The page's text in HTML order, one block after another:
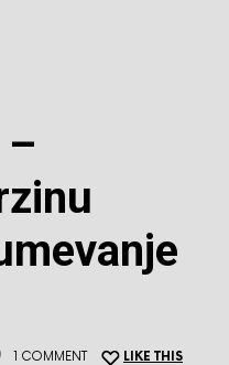
1 COMMENT LIKE THIS